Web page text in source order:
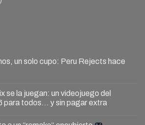
un solo cupo: Peru Rejects hace
se la juegan: un videojuego del
para todos… y sin pagar extra